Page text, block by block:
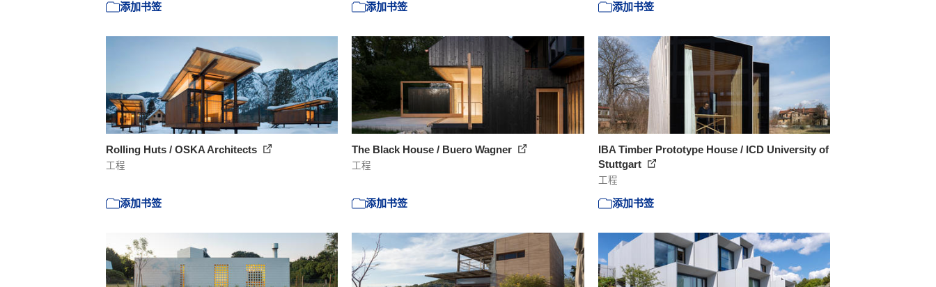
添加书签 添加书签 添加书签
Rolling Huts / OSKA Architects
工程
添加书签
The Black House / Buero Wagner
工程
添加书签
IBA Timber Prototype House / ICD University of
Stuttgart
工程
添加书签